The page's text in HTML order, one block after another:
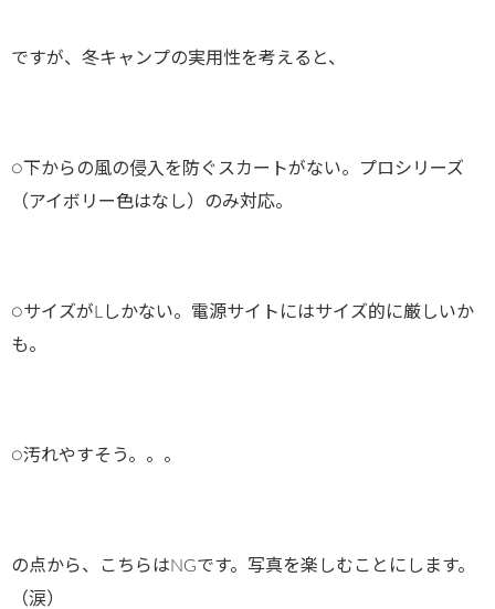
ですが、冬キャンプの実用性を考えると、
○下からの風の侵入を防ぐスカートがない。プロシリーズ
（アイボリー色はなし）のみ対応。
○サイズがLしかない。電源サイトにはサイズ的に厳しいか
も。
○汚れやすそう。。。
の点から、こちらはNGです。写真を楽しむことにします。
（涙）